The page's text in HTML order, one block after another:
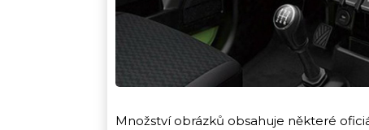
Množství obrázků obsahuje některé